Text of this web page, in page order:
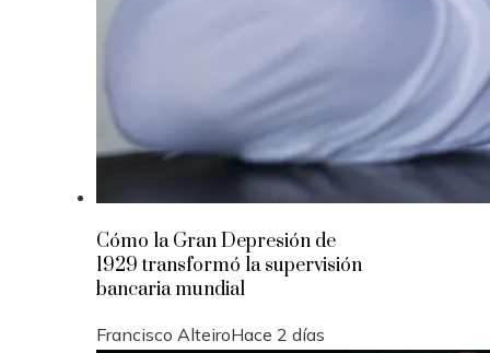
Cómo la Gran Depresión de
1929 transformó la supervisión
bancaria mundial
Francisco AlteiroHace 2 días